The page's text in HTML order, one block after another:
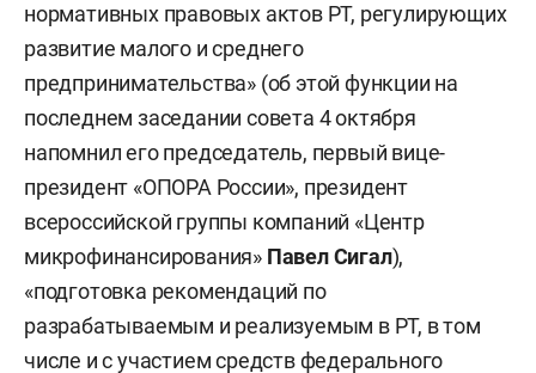
нормативных правовых актов РТ, регулирующих
развитие малого и среднего
предпринимательства» (об этой функции на
последнем заседании совета 4 октября
напомнил его председатель, первый вице-
президент «ОПОРА России», президент
всероссийской группы компаний «Центр
микрофинансирования» Павел Сигал),
«подготовка рекомендаций по
разрабатываемым и реализуемым в РТ, в том
числе и с участием средств федерального